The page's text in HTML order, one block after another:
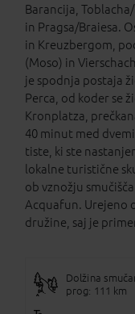
Barancija,
in Pragsa/Braiesa.
in Kreuzbergom,
(Moso) in
je spodnja postaja
Perca, od koder se
Kronplatza,
40 minut med
tiste, ki ste
lokalne turistične
ob vznožju
Acquafun. Urejeno
družine, saj je
Dolžina
prog: 111 km